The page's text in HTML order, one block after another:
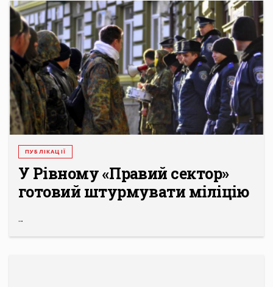
ПУБЛІКАЦІЇ
У Рівному «Правий сектор»
готовий штурмувати міліцію
...